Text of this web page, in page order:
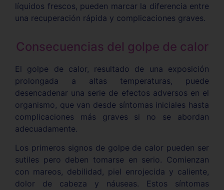
líquidos frescos, pueden marcar la diferencia entre
una recuperación rápida y complicaciones graves.
Consecuencias del golpe de calor
El golpe de calor, resultado de una exposición
prolongada a altas temperaturas, puede
desencadenar una serie de efectos adversos en el
organismo, que van desde síntomas iniciales hasta
complicaciones más graves si no se abordan
adecuadamente.
Los primeros signos de golpe de calor pueden ser
sutiles pero deben tomarse en serio. Comienzan
con mareos, debilidad, piel enrojecida y caliente,
dolor de cabeza y náuseas. Estos síntomas